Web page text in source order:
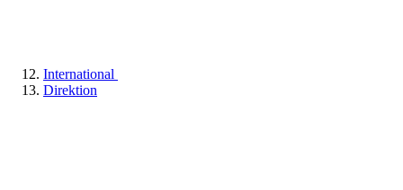
International
Direktion